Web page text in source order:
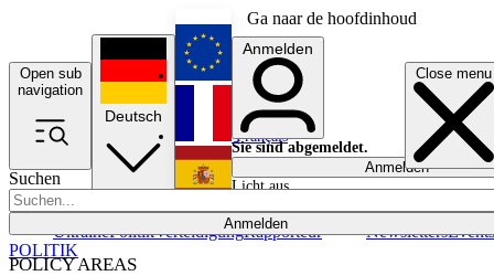
Ga naar de hoofdinhoud
Open sub
navigation
Close menu
Suchen
Anmelden
POLICY AREAS
UkrainePolitikVerteidigungRapporteur NewslettersEvents
Deutsch
English
Français
Anmelden
Sie sind abgemeldet.
Anmelden
Licht aus
POLITIK